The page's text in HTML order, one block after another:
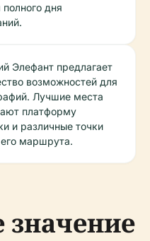
дня
Элефант предлагает
возможностей для
Лучшие места
платформу
и различные точки
маршрута.
значение